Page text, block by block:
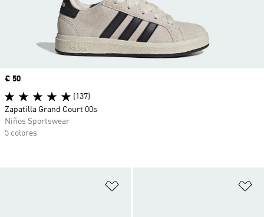
Precio
€ 50
(137)
Zapatilla Grand Court 00s
Niños Sportswear
5 colores